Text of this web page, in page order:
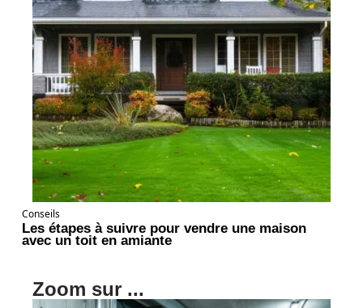
Conseils
Les étapes à suivre pour vendre une maison
avec un toit en amiante
Zoom sur ...